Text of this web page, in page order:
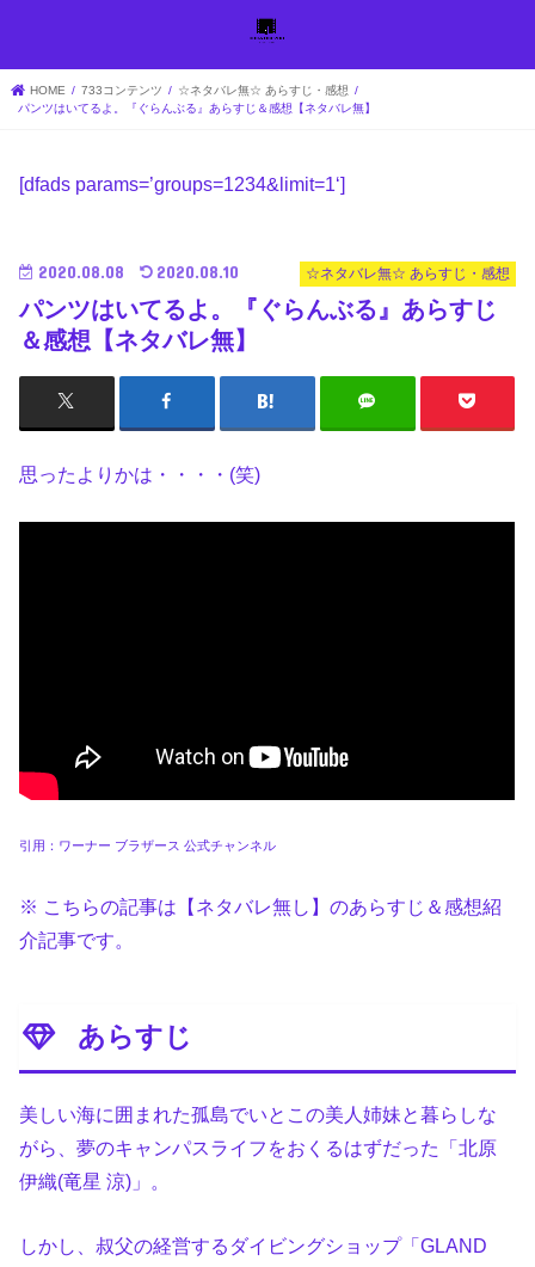
HOME 733コンテンツ
☆ネタバレ無☆ あらすじ・感想
パンツはいてるよ。『ぐらんぶる』あらすじ＆感想【ネタバレ無】
[dfads params=’groups=1234&limit=1‘]
☆ネタバレ無☆ あらすじ・感想
2020.08.08 2020.08.10
パンツはいてるよ。『ぐらんぶる』あらすじ
＆感想【ネタバレ無】
思ったよりかは・・・・(笑)
引用：ワーナー ブラザース 公式チャンネル
※ こちらの記事は【ネタバレ無し】のあらすじ＆感想紹
介記事です。
あらすじ
美しい海に囲まれた孤島でいとこの美人姉妹と暮らしな
がら、夢のキャンパスライフをおくるはずだった「北原
伊織(竜星 涼)」。
しかし、叔父の経営するダイビングショップ「GLAND